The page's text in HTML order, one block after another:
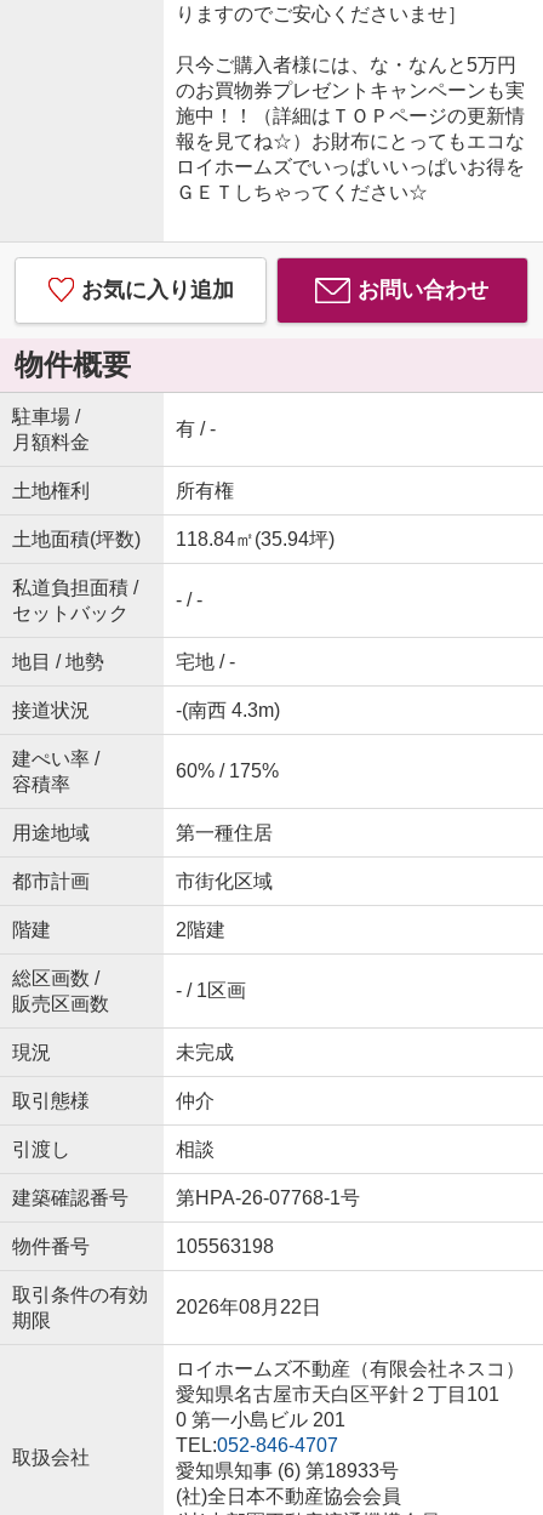
りますのでご安心くださいませ］
只今ご購入者様には、な・なんと5万円
のお買物券プレゼントキャンペーンも実
施中！！（詳細はＴＯＰページの更新情
報を見てね☆）お財布にとってもエコな
ロイホームズでいっぱいいっぱいお得を
ＧＥＴしちゃってください☆
お気に入り追加 お問い合わせ
物件概要
駐車場 /
月額料金
有 / -
土地権利 所有権
土地面積(坪数) 118.84㎡(35.94坪)
私道負担面積 /
セットバック
- / -
地目 / 地勢 宅地 / -
接道状況 -(南西 4.3m)
建ぺい率 /
容積率
60% / 175%
用途地域 第一種住居
都市計画 市街化区域
階建 2階建
総区画数 /
販売区画数
- / 1区画
現況 未完成
取引態様 仲介
引渡し 相談
建築確認番号 第HPA-26-07768-1号
物件番号 105563198
取引条件の有効
期限
2026年08月22日
取扱会社
ロイホームズ不動産（有限会社ネスコ）
愛知県名古屋市天白区平針２丁目101
0 第一小島ビル 201
TEL:052-846-4707
愛知県知事 (6) 第18933号
(社)全日本不動産協会会員